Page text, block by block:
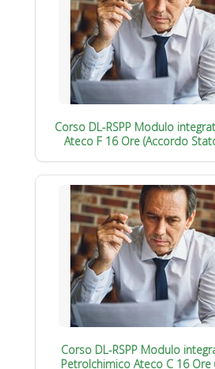
Corso DL-RSPP Modulo
Ateco F 16 Ore (Accordo
Corso DL-RSPP Modulo
Petrolchimico Ateco C 16